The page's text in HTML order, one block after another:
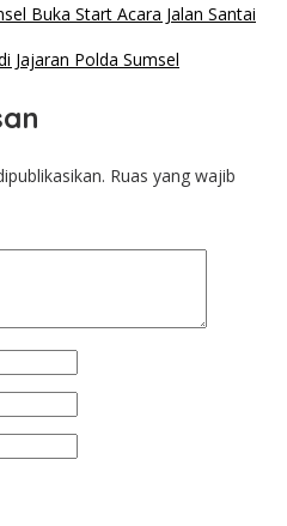
Buka Start Acara Jalan Santai
Jajaran Polda Sumsel
Ruas yang wajib